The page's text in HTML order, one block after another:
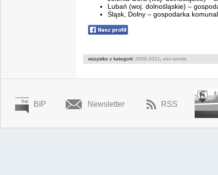
Lubań (woj. dolnośląskie) –
Śląsk, Dolny – gospodarka
wszystko z kategorii: 2008-2021 eko-serwis
BIP Newsletter RSS